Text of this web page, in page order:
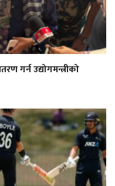
गर्न उद्योगमन्त्रीको